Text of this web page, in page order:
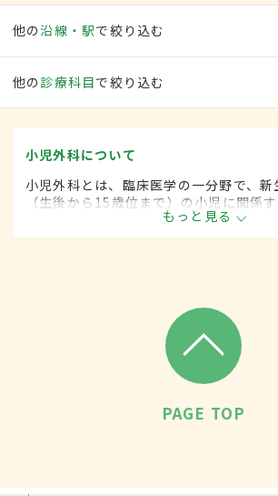
他の沿線・駅で絞り込む
他の 診療科目で絞り込む
小児外科について
小児外科とは、臨床医学の一分野で、
（生後から15歳位まで）の小児に関係
病・各種奇形などに対して、手術的な方
します。
もっと見る
PAGE TOP